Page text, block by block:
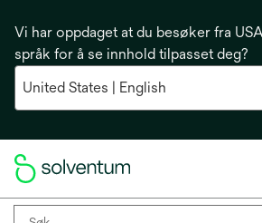
Vi har oppdaget at du besøker fra
språk for å se innhold tilpasset deg?